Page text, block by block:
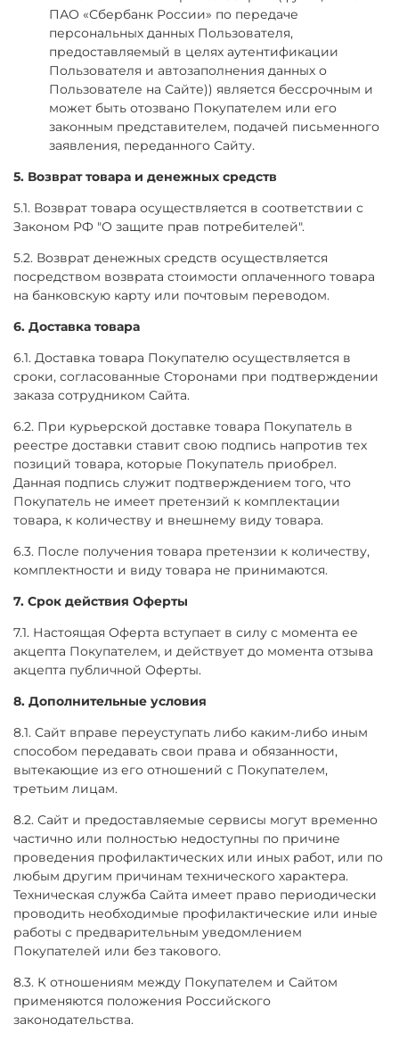
ПАО «Сбербанк России» по передаче
персональных данных Пользователя,
предоставляемый в целях аутентификации
Пользователя и автозаполнения данных о
Пользователе на Сайте)) является бессрочным и
может быть отозвано Покупателем или его
законным представителем, подачей письменного
заявления, переданного Сайту.
5. Возврат товара и денежных средств
5.1. Возврат товара осуществляется в соответствии с
Законом РФ "О защите прав потребителей".
5.2. Возврат денежных средств осуществляется
посредством возврата стоимости оплаченного товара
на банковскую карту или почтовым переводом.
6. Доставка товара
6.1. Доставка товара Покупателю осуществляется в
сроки, согласованные Сторонами при подтверждении
заказа сотрудником Сайта.
6.2. При курьерской доставке товара Покупатель в
реестре доставки ставит свою подпись напротив тех
позиций товара, которые Покупатель приобрел.
Данная подпись служит подтверждением того, что
Покупатель не имеет претензий к комплектации
товара, к количеству и внешнему виду товара.
6.3. После получения товара претензии к количеству,
комплектности и виду товара не принимаются.
7. Срок действия Оферты
7.1. Настоящая Оферта вступает в силу с момента ее
акцепта Покупателем, и действует до момента отзыва
акцепта публичной Оферты.
8. Дополнительные условия
8.1. Сайт вправе переуступать либо каким-либо иным
способом передавать свои права и обязанности,
вытекающие из его отношений с Покупателем,
третьим лицам.
8.2. Сайт и предоставляемые сервисы могут временно
частично или полностью недоступны по причине
проведения профилактических или иных работ, или по
любым другим причинам технического характера.
Техническая служба Сайта имеет право периодически
проводить необходимые профилактические или иные
работы с предварительным уведомлением
Покупателей или без такового.
8.3. К отношениям между Покупателем и Сайтом
применяются положения Российского
законодательства.